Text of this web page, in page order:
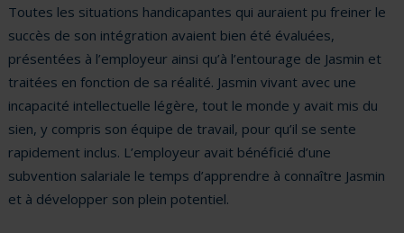
Toutes les situations handicapantes qui auraient pu freiner le
succès de son intégration avaient bien été évaluées,
présentées à l’employeur ainsi qu’à l’entourage de Jasmin et
traitées en fonction de sa réalité. Jasmin vivant avec une
incapacité intellectuelle légère, tout le monde y avait mis du
sien, y compris son équipe de travail, pour qu’il se sente
rapidement inclus. L’employeur avait bénéficié d’une
subvention salariale le temps d’apprendre à connaître Jasmin
et à développer son plein potentiel.